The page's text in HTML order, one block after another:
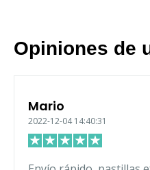
Opiniones de
Mario
2022-12-04 14:40:31